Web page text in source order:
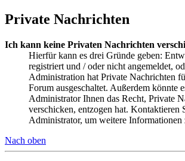
Private Nachrichten
Ich kann keine Privaten Nachrichten
Hierfür kann es drei Gründe geben:
registriert und / oder nicht angemeldet,
Administration hat Private Nachrichten
Forum ausgeschaltet. Außerdem könnte
Administrator Ihnen das Recht, Private
verschicken, entzogen hat. Kontaktieren
Administrator, um weitere Informationen
Nach oben